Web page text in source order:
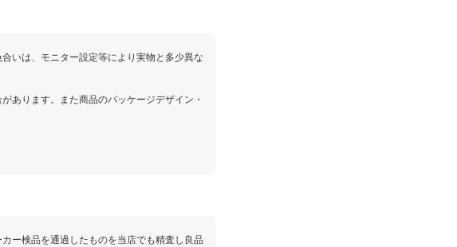
いは、モニター設定等により実物と多少異な
あります。また商品のパッケージデザイン・
ー検品を通過したものを当店でも精査し良品